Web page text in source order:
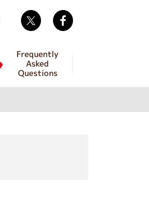
Frequently
Asked
Questions
Twitter